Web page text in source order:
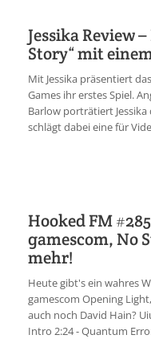
Impressum
Jobs
Jessika Review
Story“ mit
Mit Jessika präsentiert
Games ihr erstes Spiel.
Barlow porträtiert
schlägt dabei eine für
Hooked FM
gamescom, No
mehr!
Heute gibt's ein wahres
gamescom Opening
auch noch David Hain?
Intro 2:24 - Quantum